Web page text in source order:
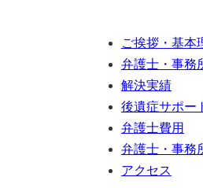
ご挨拶・基本
弁護士・事務
解決実績
後遺症サポー
弁護士費用
弁護士・事務
アクセス